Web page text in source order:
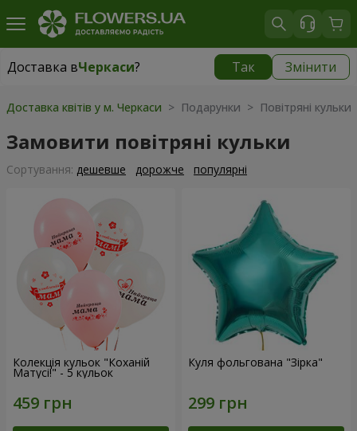
Доставка вЧеркаси? Так Змінити
Доставка вЧеркаси|
Доставка квітів у м. Черкаси > Подарунки > Повітряні кульки
Замовити повітряні кульки
Сортування: дешевше дорожче популярні
Колекція кульок "Коханій
Матусі!" - 5 кульок
Куля фольгована "Зірка"